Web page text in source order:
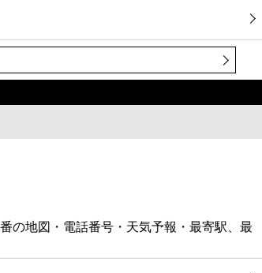
の地図・電話番号・天気予報・最寄駅、最